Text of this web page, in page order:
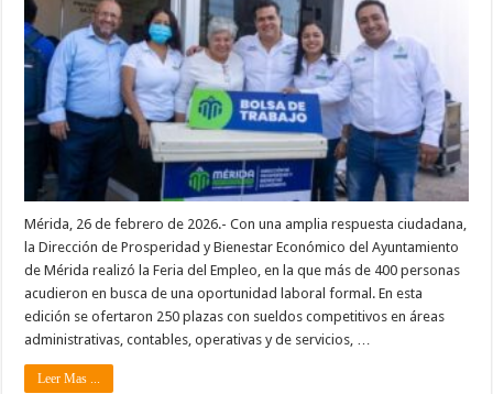
Mérida, 26 de febrero de 2026.- Con una amplia respuesta ciudadana,
la Dirección de Prosperidad y Bienestar Económico del Ayuntamiento
de Mérida realizó la Feria del Empleo, en la que más de 400 personas
acudieron en busca de una oportunidad laboral formal. En esta
edición se ofertaron 250 plazas con sueldos competitivos en áreas
administrativas, contables, operativas y de servicios, …
Leer Mas ...